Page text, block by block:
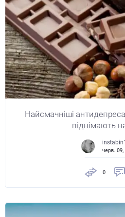
Найсмачніші
піднімають
черв. 09,
0